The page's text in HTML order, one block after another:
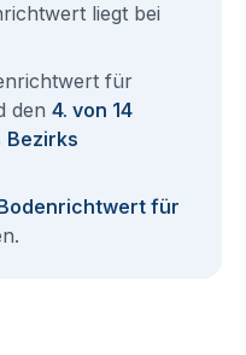
liegt bei
für
den 4. von 14
Bezirks
für